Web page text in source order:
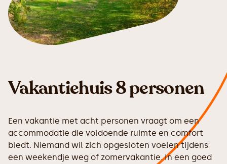
Vakantiehuis 8 personen
Een vakantie met acht personen vraagt om een
accommodatie die voldoende ruimte en comfort
biedt. Niemand wil zich opgesloten voelen tijdens
een weekendje weg of zomervakantie. In een goed